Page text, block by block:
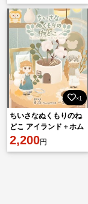
×1
ちいさなぬくもりのね
どこ アイランド＋ホム
フルセット ×2セット
2,200円